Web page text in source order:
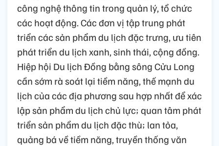
công nghệ thông tin trong quản lý, tổ chức
các hoạt động. Các đơn vị tập trung phát
triển các sản phẩm du lịch đặc trưng, ưu tiên
phát triển du lịch xanh, sinh thái, cộng đồng.
Hiệp hội Du lịch Đồng bằng sông Cửu Long
cần sớm rà soát lại tiềm năng, thế mạnh du
lịch của các địa phương sau hợp nhất để xác
lập sản phẩm du lịch chủ lực; quan tâm phát
triển sản phẩm du lịch đặc thù; lan tỏa,
quảng bá về tiềm năng, truyền thống văn